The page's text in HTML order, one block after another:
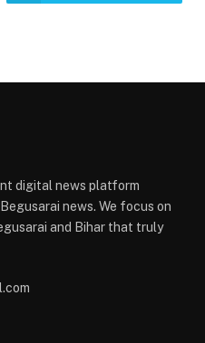
digital news platform
news. We focus on
and Bihar that truly